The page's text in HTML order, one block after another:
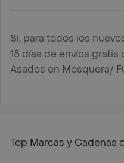
Sí, para todos los
15 días de envíos gratis
Asados en Mosquera/
Top Marcas y Cadenas